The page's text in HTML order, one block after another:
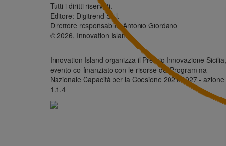
Tutti i diritti riservati.
Editore: Digitrend S.r.l.
Direttore responsabile: Antonio Giordano
© 2026, Innovation Island
Innovation Island organizza il Premio Innovazione Sicilia,
evento co-finanziato con le risorse del Programma
Nazionale Capacità per la Coesione 2021/2027 - azione
1.1.4